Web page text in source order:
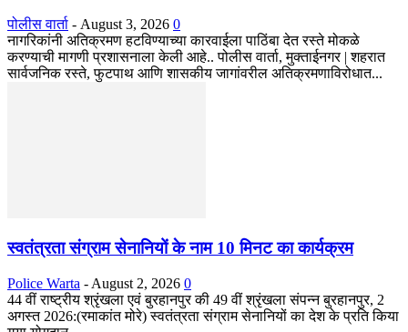
पोलीस वार्ता - August 3, 2026 0
नागरिकांनी अतिक्रमण हटविण्याच्या कारवाईला पाठिंबा देत रस्ते मोकळे
करण्याची मागणी प्रशासनाला केली आहे.. पोलीस वार्ता, मुक्ताईनगर | शहरात
सार्वजनिक रस्ते, फुटपाथ आणि शासकीय जागांवरील अतिक्रमणाविरोधात...
स्वतंत्रता संग्राम सेनानियों के नाम 10 मिनट का कार्यक्रम
Police Warta - August 2, 2026 0
44 वीं राष्ट्रीय श्रृंखला एवं बुरहानपुर की 49 वीं श्रृंखला संपन्न बुरहानपुर, 2
अगस्त 2026:(रमाकांत मोरे) स्वतंत्रता संग्राम सेनानियों का देश के प्रति किया